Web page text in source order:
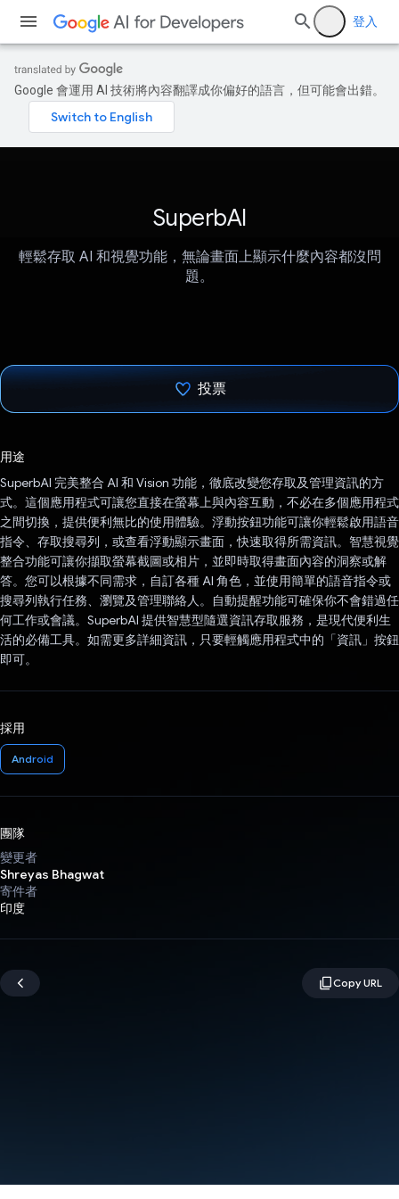
登入
Google 會運用 AI 技術將內容翻譯成你偏好的語言，但可能會出錯。
SuperbAI
輕鬆存取 AI 和視覺功能，無論畫面上顯示什麼內容都沒問
題。
投票
用途
SuperbAI 完美整合 AI 和 Vision 功能，徹底改變您存取及管理資訊的方
式。這個應用程式可讓您直接在螢幕上與內容互動，不必在多個應用程式
之間切換，提供便利無比的使用體驗。浮動按鈕功能可讓你輕鬆啟用語音
指令、存取搜尋列，或查看浮動顯示畫面，快速取得所需資訊。智慧視覺
整合功能可讓你擷取螢幕截圖或相片，並即時取得畫面內容的洞察或解
答。您可以根據不同需求，自訂各種 AI 角色，並使用簡單的語音指令或
搜尋列執行任務、瀏覽及管理聯絡人。自動提醒功能可確保你不會錯過任
何工作或會議。SuperbAI 提供智慧型隨選資訊存取服務，是現代便利生
活的必備工具。如需更多詳細資訊，只要輕觸應用程式中的「資訊」按鈕
即可。
採用
Android
團隊
變更者
Shreyas Bhagwat
寄件者
印度